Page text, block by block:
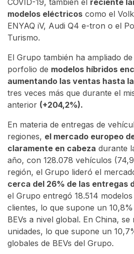
COVID-19, también el reciente
modelos eléctricos como el
ENYAQ iV, Audi Q4 e-tron o el
Turismo.
El Grupo también ha ampliado
porfolio de modelos híbridos
aumentando las ventas hasta
tres veces más que durante el
anterior (+204,2%).
En materia de entregas de
regiones, el mercado europeo
claramente en cabeza durante
año, con 128.078 vehículos
región, el Grupo lideró el
cerca del 26% de las entregas
el Grupo entregó 18.514
clientes, lo que supone un
BEVs a nivel global. En China,
unidades, lo que supone un
globales de BEVs del Grupo.